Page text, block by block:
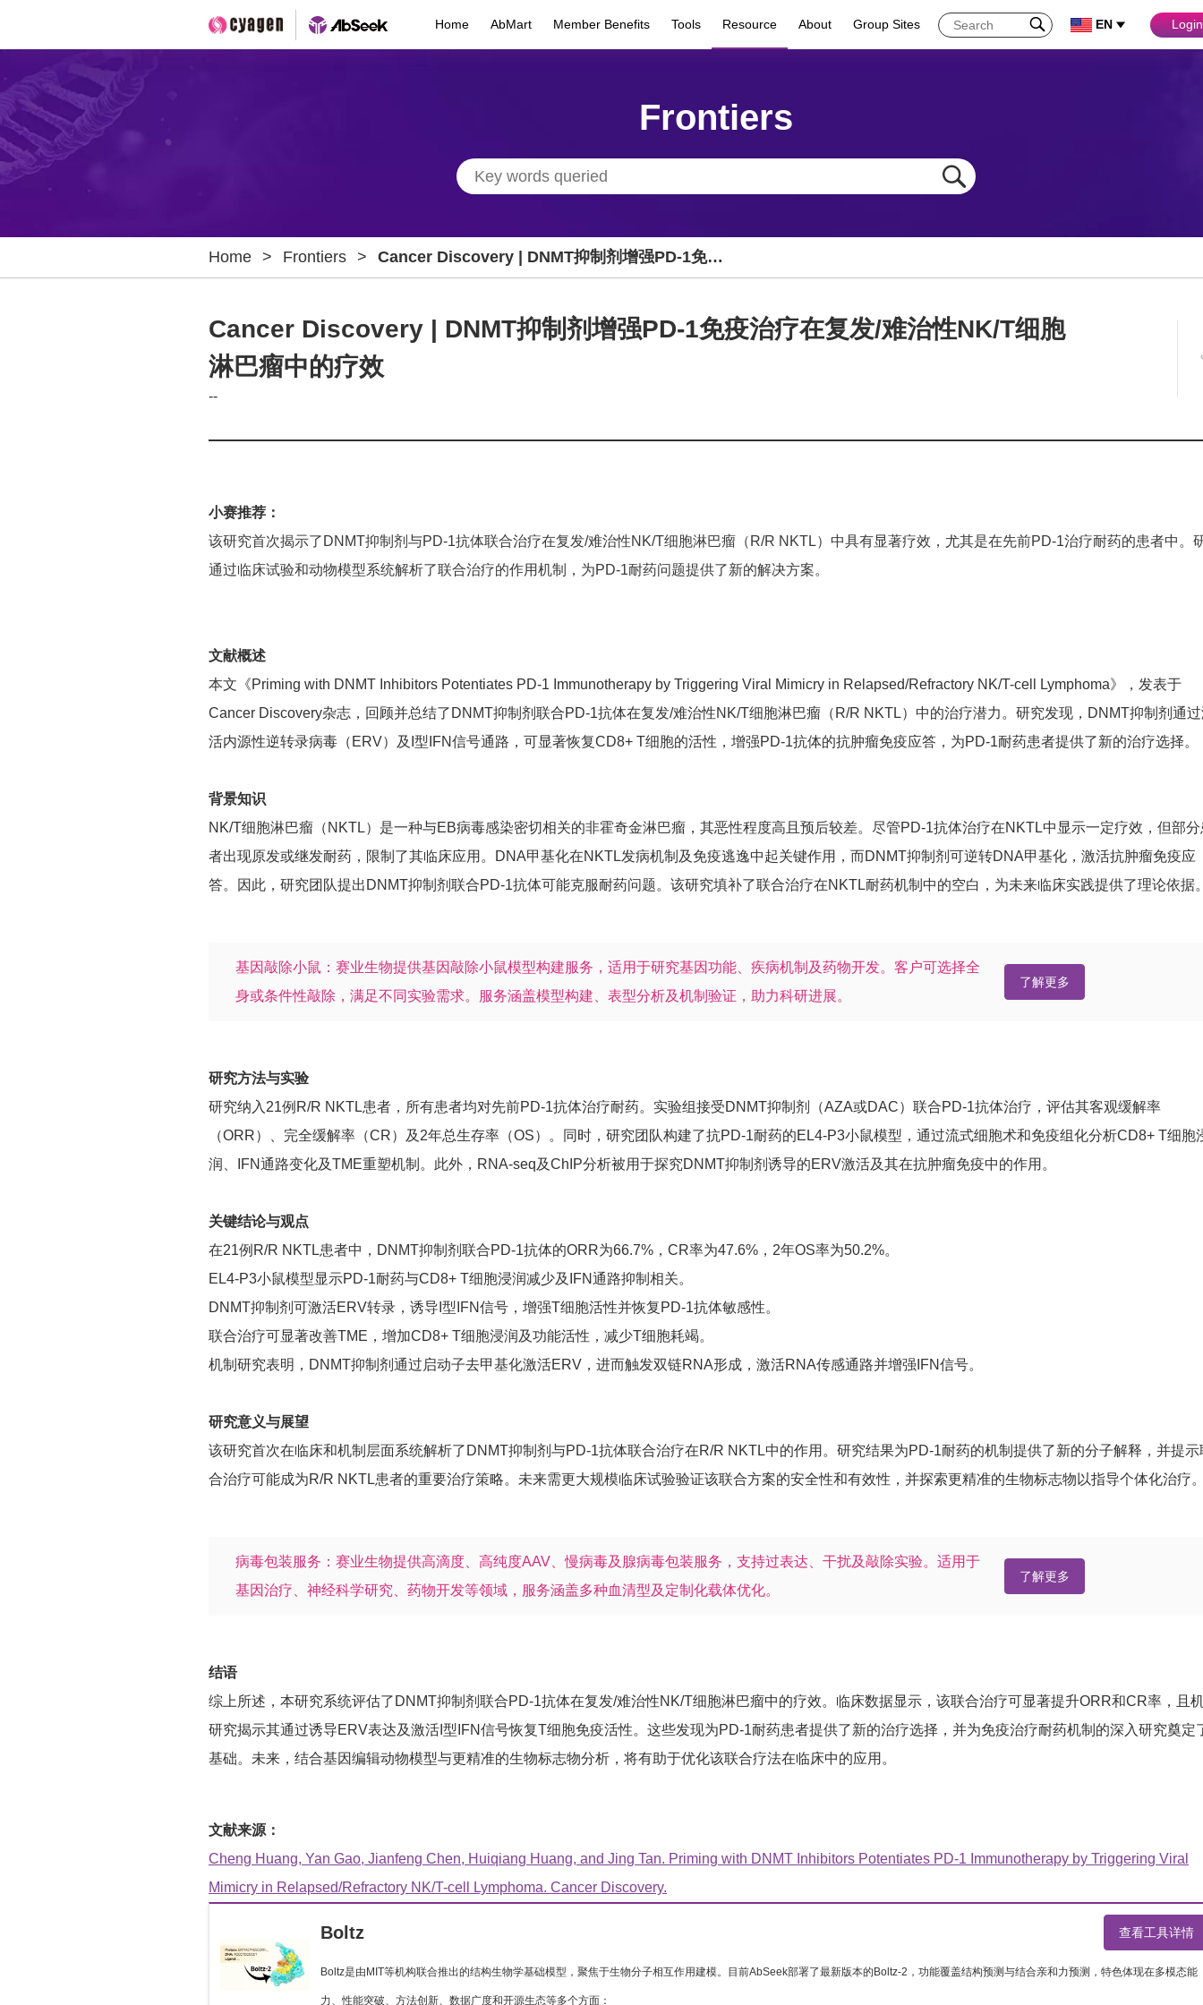
Home AbMart Member Benefits Tools Resource About Group Sites EN Login
Frontiers
Home > Frontiers >
Cancer Discovery | DNMT抑制剂增强PD-1免疫
治疗在复发/难治性NK/T细胞淋巴瘤中的疗效
Cancer Discovery | DNMT抑制剂增强PD-1免疫治疗在复发/难治性NK/T细胞
淋巴瘤中的疗效
--
小赛推荐：
该研究首次揭示了DNMT抑制剂与PD-1抗体联合治疗在复发/难治性NK/T细胞淋巴瘤（R/R NKTL）中具有显著疗效，尤其是在先前PD-1治疗耐药的患者中。
通过临床试验和动物模型系统解析了联合治疗的作用机制，为PD-1耐药问题提供了新的解决方案。
文献概述
本文《Priming with DNMT Inhibitors Potentiates PD-1 Immunotherapy by Triggering Viral Mimicry in Relapsed/Refractory NK/T-cell Lymphoma》，发表于
Cancer Discovery杂志，回顾并总结了DNMT抑制剂联合PD-1抗体在复发/难治性NK/T细胞淋巴瘤（R/R NKTL）中的治疗潜力。研究发现，DNMT抑制剂通
活内源性逆转录病毒（ERV）及I型IFN信号通路，可显著恢复CD8+ T细胞的活性，增强PD-1抗体的抗肿瘤免疫应答，为PD-1耐药患者提供了新的治疗选择。
背景知识
NK/T细胞淋巴瘤（NKTL）是一种与EB病毒感染密切相关的非霍奇金淋巴瘤，其恶性程度高且预后较差。尽管PD-1抗体治疗在NKTL中显示一定疗效，但部分
者出现原发或继发耐药，限制了其临床应用。DNA甲基化在NKTL发病机制及免疫逃逸中起关键作用，而DNMT抑制剂可逆转DNA甲基化，激活抗肿瘤免疫应
答。因此，研究团队提出DNMT抑制剂联合PD-1抗体可能克服耐药问题。该研究填补了联合治疗在NKTL耐药机制中的空白，为未来临床实践提供了理论依据
基因敲除小鼠：赛业生物提供基因敲除小鼠模型构建服务，适用于研究基因功能、疾病机制及药物开发。客户可选择全
身或条件性敲除，满足不同实验需求。服务涵盖模型构建、表型分析及机制验证，助力科研进展。
了解更多
研究方法与实验
研究纳入21例R/R NKTL患者，所有患者均对先前PD-1抗体治疗耐药。实验组接受DNMT抑制剂（AZA或DAC）联合PD-1抗体治疗，评估其客观缓解率
（ORR）、完全缓解率（CR）及2年总生存率（OS）。同时，研究团队构建了抗PD-1耐药的EL4-P3小鼠模型，通过流式细胞术和免疫组化分析CD8+ T细胞
润、IFN通路变化及TME重塑机制。此外，RNA-seq及ChIP分析被用于探究DNMT抑制剂诱导的ERV激活及其在抗肿瘤免疫中的作用。
关键结论与观点
在21例R/R NKTL患者中，DNMT抑制剂联合PD-1抗体的ORR为66.7%，CR率为47.6%，2年OS率为50.2%。
EL4-P3小鼠模型显示PD-1耐药与CD8+ T细胞浸润减少及IFN通路抑制相关。
DNMT抑制剂可激活ERV转录，诱导I型IFN信号，增强T细胞活性并恢复PD-1抗体敏感性。
联合治疗可显著改善TME，增加CD8+ T细胞浸润及功能活性，减少T细胞耗竭。
机制研究表明，DNMT抑制剂通过启动子去甲基化激活ERV，进而触发双链RNA形成，激活RNA传感通路并增强IFN信号。
研究意义与展望
该研究首次在临床和机制层面系统解析了DNMT抑制剂与PD-1抗体联合治疗在R/R NKTL中的作用。研究结果为PD-1耐药的机制提供了新的分子解释，并提示
合治疗可能成为R/R NKTL患者的重要治疗策略。未来需更大规模临床试验验证该联合方案的安全性和有效性，并探索更精准的生物标志物以指导个体化治疗
病毒包装服务：赛业生物提供高滴度、高纯度AAV、慢病毒及腺病毒包装服务，支持过表达、干扰及敲除实验。适用于
基因治疗、神经科学研究、药物开发等领域，服务涵盖多种血清型及定制化载体优化。
了解更多
结语
综上所述，本研究系统评估了DNMT抑制剂联合PD-1抗体在复发/难治性NK/T细胞淋巴瘤中的疗效。临床数据显示，该联合治疗可显著提升ORR和CR率，且
研究揭示其通过诱导ERV表达及激活I型IFN信号恢复T细胞免疫活性。这些发现为PD-1耐药患者提供了新的治疗选择，并为免疫治疗耐药机制的深入研究奠定
基础。未来，结合基因编辑动物模型与更精准的生物标志物分析，将有助于优化该联合疗法在临床中的应用。
文献来源：
Cheng Huang, Yan Gao, Jianfeng Chen, Huiqiang Huang, and Jing Tan. Priming with DNMT Inhibitors Potentiates PD-1 Immunotherapy by Triggering Viral
Mimicry in Relapsed/Refractory NK/T-cell Lymphoma. Cancer Discovery.
Boltz 查看工具详情
Boltz是由MIT等机构联合推出的结构生物学基础模型，聚焦于生物分子相互作用建模。目前AbSeek部署了最新版本的Boltz-2，功能覆盖结构预测与结合亲和力预测，特色体现在多模态能
力、性能突破、方法创新、数据广度和开源生态等多个方面：